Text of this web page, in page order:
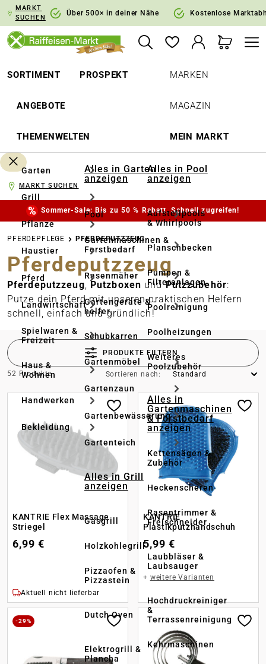
Zur Hauptnavigation springen
MARKT
SUCHEN
Über 500× in deiner Nähe Kostenlose
SORTIMENT PROSPEKT
ANGEBOTE
THEMENWELTEN
MARKEN
MAGAZIN
MEIN MARKT
Garten
Grill
Pflanze
Haustier
Pferd
Landwirtschaft
Spielwaren &
Freizeit
Haus &
Wohnen
Handwerken
Bekleidung
Alles in Garten
anzeigen
Pool
Gartenmaschinen &
Forstbedarf
Rasenmäher
Gartengeräte & -
helfer
Schubkarren
Gartenmöbel
Gartenzaun
Gartenbewässerung
Gartenteich
Alles in Grill
anzeigen
Gasgrill
Holzkohlegrill
Pizzaofen &
Pizzastein
Dutch Oven
Elektrogrill &
Plancha
Alles in Pool
anzeigen
Aufstellpools
& Whirlpools
Planschbecken
Pumpen &
Filteranlagen
Poolreinigung
Poolheizungen
Weiteres
Poolzubehör
Alles in
Gartenmaschinen
& Forstbedarf
anzeigen
Kettensägen &
Zubehör
Heckenscheren
Rasentrimmer &
Freischneider
Laubbläser &
Laubsauger
Hochdruckreiniger
&
Terrassenreinigung
Kehrmaschinen
MARKT SUCHEN
Sommer-Sale: Bis zu 50 % Rabatt. Schnell zugreifen!
PFERDEPFLEGE PFERDEPUTZZEUG
Pferdeputzzeug
Pferdeputzzeug, Putzboxen undPutzzubehör:
Putze dein Pferd mit unseren praktischen Helfern
schnell, einfach und gründlich!
PRODUKTE FILTERN
52 Produkte Sortieren nach:
KANTRIE Flex Massage
Striegel
6,99 €
Aktuell nicht lieferbar
KANTRIE
Plastikputzhandschuh
5,99 €
+ weitere Varianten
-29%